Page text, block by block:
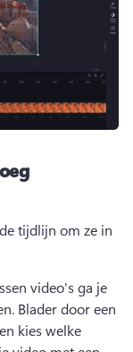
tijdlijn om ze in
video's ga je
Blader door een
kies welke